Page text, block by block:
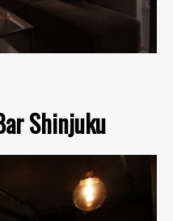
Shinjuku